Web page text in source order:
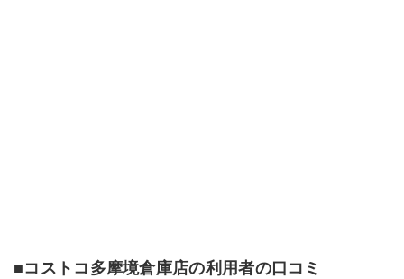
■コストコ多摩境倉庫店の利用者の口コミ